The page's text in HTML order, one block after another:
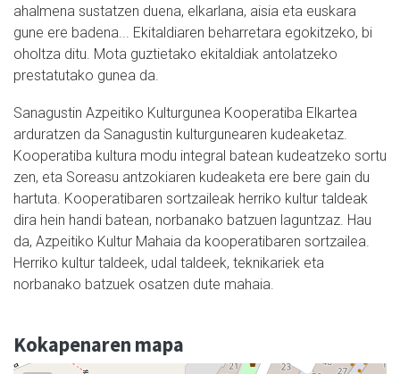
ahalmena sustatzen duena, elkarlana, aisia eta euskara
gune ere badena... Ekitaldiaren beharretara egokitzeko, bi
oholtza ditu. Mota guztietako ekitaldiak antolatzeko
prestatutako gunea da.
Sanagustin Azpeitiko Kulturgunea Kooperatiba Elkartea
arduratzen da Sanagustin kulturgunearen kudeaketaz.
Kooperatiba kultura modu integral batean kudeatzeko sortu
zen, eta Soreasu antzokiaren kudeaketa ere bere gain du
hartuta. Kooperatibaren sortzaileak herriko kultur taldeak
dira hein handi batean, norbanako batzuen laguntzaz. Hau
da, Azpeitiko Kultur Mahaia da kooperatibaren sortzailea.
Herriko kultur taldeek, udal taldeek, teknikariek eta
norbanako batzuek osatzen dute mahaia.
Kokapenaren mapa